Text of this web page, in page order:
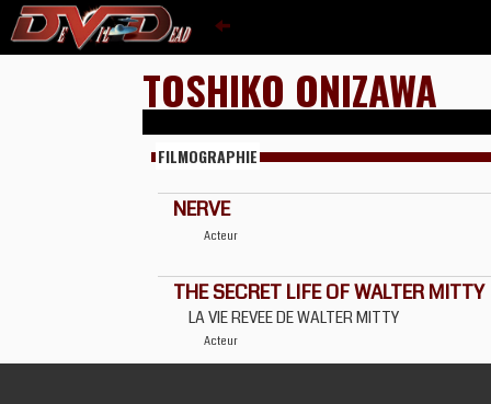
TOSHIKO ONIZAWA
FILMOGRAPHIE
NERVE
Acteur
THE SECRET LIFE OF WALTER MITTY
LA VIE REVEE DE WALTER MITTY
Acteur